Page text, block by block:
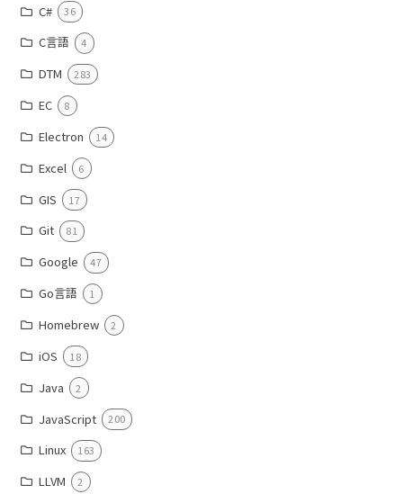
C# 36
C言語 4
DTM 283
EC 8
Electron 14
Excel 6
GIS 17
Git 81
Google 47
Go言語 1
Homebrew 2
iOS 18
Java 2
JavaScript 200
Linux 163
LLVM 2